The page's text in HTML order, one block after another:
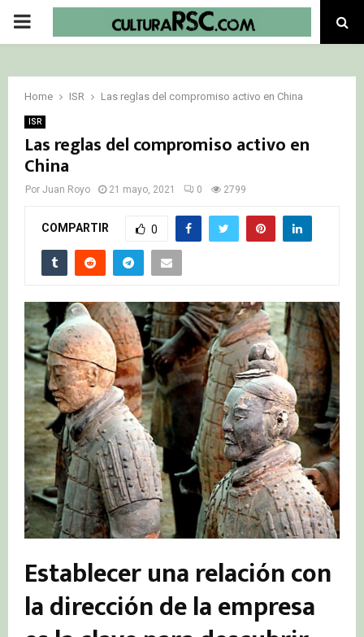
PRIMARY
Home ISR Las reglas del compromiso activo en China
ISR
Las reglas del compromiso activo en
China
Por Juan Royo 21 mayo, 2021 0 2799
COMPARTIR 0
Establecer una relación con
la dirección de la empresa